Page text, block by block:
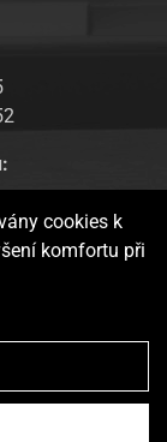
Orlicí Vytvořila
cookies k
komfortu při
vaše zařízení
vašeho
informací